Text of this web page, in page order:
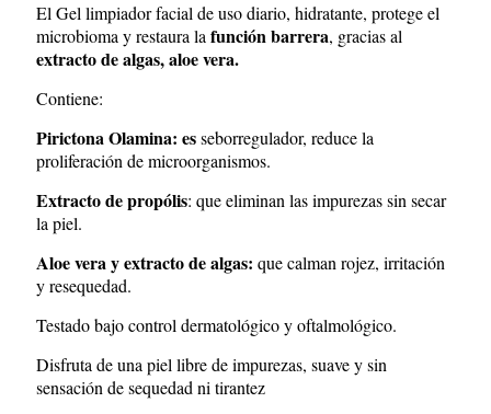
El Gel limpiador facial de uso diario, hidratante, protege el
microbioma y restaura lafunción barrera, gracias al
extracto de algas, aloe vera.
Contiene:
Pirictona Olamina: esseborregulador, reduce la
proliferación de microorganismos.
Extracto de propólis: que eliminan las impurezas sin secar
la piel.
Aloe vera y extracto de algas: que calman rojez, irritación
y resequedad.
Testado bajo control dermatológico y oftalmológico.
Disfruta de una piel libre de impurezas, suave y sin
sensación de sequedad ni tirantez